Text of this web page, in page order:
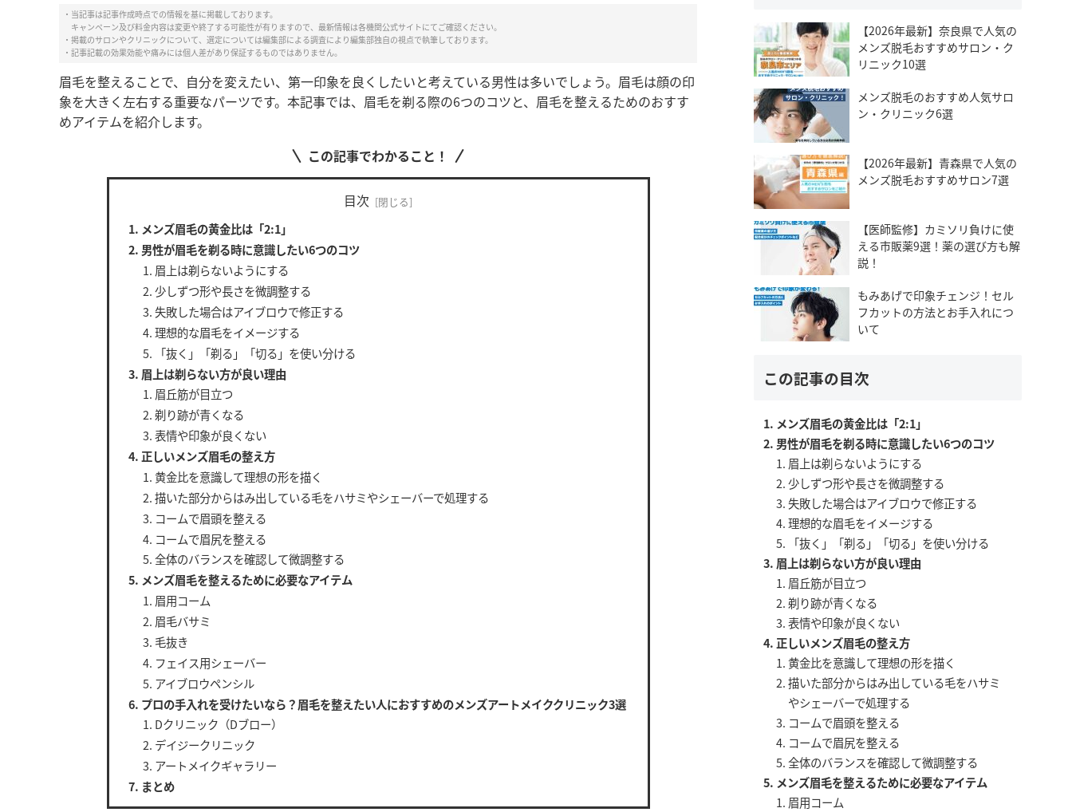
・当記事は記事作成時点での情報を基に掲載しております。
キャンペーン及び料金内容は変更や終了する可能性が有りますので、最新情報は各機関公式サイトにてご確認ください。
・掲載のサロンやクリニックについて、選定については編集部による調査により編集部独自の視点で執筆しております。
・記事記載の効果効能や痛みには個人差があり保証するものではありません。
眉毛を整えることで、自分を変えたい、第一印象を良くしたいと考えている男性は多いでしょう。眉毛は顔の印
象を大きく左右する重要なパーツです。本記事では、眉毛を剃る際の6つのコツと、眉毛を整えるためのおすす
めアイテムを紹介します。
この記事でわかること！
目次
メンズ眉毛の黄金比は「2:1」
男性が眉毛を剃る時に意識したい6つのコツ
眉上は剃らないようにする
少しずつ形や長さを微調整する
失敗した場合はアイブロウで修正する
理想的な眉毛をイメージする
「抜く」「剃る」「切る」を使い分ける
眉上は剃らない方が良い理由
眉丘筋が目立つ
剃り跡が青くなる
表情や印象が良くない
正しいメンズ眉毛の整え方
黄金比を意識して理想の形を描く
描いた部分からはみ出している毛をハサミやシェーバーで処理する
コームで眉頭を整える
コームで眉尻を整える
全体のバランスを確認して微調整する
メンズ眉毛を整えるために必要なアイテム
眉用コーム
眉毛バサミ
毛抜き
フェイス用シェーバー
アイブロウペンシル
プロの手入れを受けたいなら？眉毛を整えたい人におすすめのメンズアートメイククリニック3選
Dクリニック（Dブロー）
デイジークリニック
アートメイクギャラリー
まとめ
【2026年最新】奈良県で人気の
メンズ脱毛おすすめサロン・ク
リニック10選
メンズ脱毛のおすすめ人気サロ
ン・クリニック6選
【2026年最新】青森県で人気の
メンズ脱毛おすすめサロン7選
【医師監修】カミソリ負けに使
える市販薬9選！薬の選び方も解
説！
もみあげで印象チェンジ！セル
フカットの方法とお手入れにつ
いて
この記事の目次
メンズ眉毛の黄金比は「2:1」
男性が眉毛を剃る時に意識したい6つのコツ
眉上は剃らないようにする
少しずつ形や長さを微調整する
失敗した場合はアイブロウで修正する
理想的な眉毛をイメージする
「抜く」「剃る」「切る」を使い分ける
眉上は剃らない方が良い理由
眉丘筋が目立つ
剃り跡が青くなる
表情や印象が良くない
正しいメンズ眉毛の整え方
黄金比を意識して理想の形を描く
描いた部分からはみ出している毛をハサミ
やシェーバーで処理する
コームで眉頭を整える
コームで眉尻を整える
全体のバランスを確認して微調整する
メンズ眉毛を整えるために必要なアイテム
眉用コーム